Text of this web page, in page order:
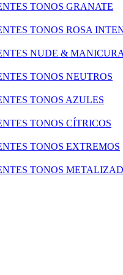
TONOS GRANATE
TONOS ROSA
NUDE & MANICURA
TONOS NEUTROS
TONOS AZULES
TONOS CÍTRICOS
TONOS EXTREMOS
TONOS